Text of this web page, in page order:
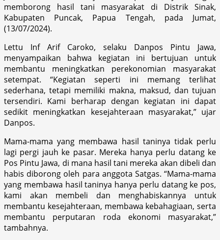
memborong hasil tani masyarakat di Distrik Sinak,
Kabupaten Puncak, Papua Tengah, pada Jumat,
(13/07/2024).
Lettu Inf Arif Caroko, selaku Danpos Pintu Jawa,
menyampaikan bahwa kegiatan ini bertujuan untuk
membantu meningkatkan perekonomian masyarakat
setempat. “Kegiatan seperti ini memang terlihat
sederhana, tetapi memiliki makna, maksud, dan tujuan
tersendiri. Kami berharap dengan kegiatan ini dapat
sedikit meningkatkan kesejahteraan masyarakat,” ujar
Danpos.
Mama-mama yang membawa hasil taninya tidak perlu
lagi pergi jauh ke pasar. Mereka hanya perlu datang ke
Pos Pintu Jawa, di mana hasil tani mereka akan dibeli dan
habis diborong oleh para anggota Satgas. “Mama-mama
yang membawa hasil taninya hanya perlu datang ke pos,
kami akan membeli dan menghabiskannya untuk
membantu kesejahteraan, membawa kebahagiaan, serta
membantu perputaran roda ekonomi masyarakat,”
tambahnya.